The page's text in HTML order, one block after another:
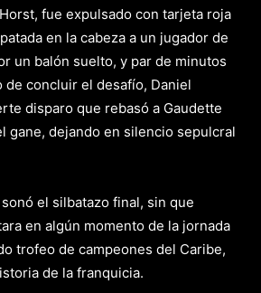
fue expulsado con tarjeta roja
en la cabeza a un jugador de
un balón suelto, y par de minutos
de concluir el desafío, Daniel
disparo que rebasó a Gaudette
gane, dejando en silencio sepulcral
el silbatazo final, sin que
en algún momento de la jornada
trofeo de campeones del Caribe,
de la franquicia.